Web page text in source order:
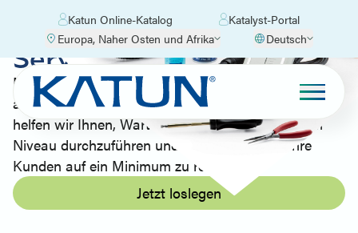
Katun Online-Katalog
Katalyst-Portal
Europa, Naher Osten und Afrika
Deutsch
Service-Zubehör
Mit hochwertigen, langlebigen Produkten, die genau
auf Ihre Serviceanforderungen abgestimmt sind,
helfen wir Ihnen, Wartungsarbeiten auf höchstem
Niveau durchzuführen und Ausfallzeiten für Ihre
Kunden auf ein Minimum zu reduzieren.
Jetzt loslegen